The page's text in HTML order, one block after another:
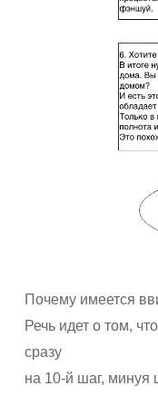
Почему имеется
Речь идет о том,
сразу
на 10-й шаг, минуя